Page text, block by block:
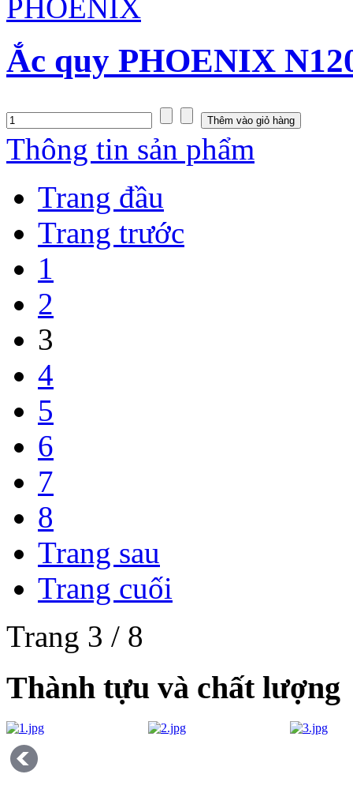
Ắc quy PHOENIX
Thông tin sản phẩm
Trang đầu
Trang trước
1
2
3
4
5
6
7
8
Trang sau
Trang cuối
Trang 3 / 8
Thành tựu và chất lượng